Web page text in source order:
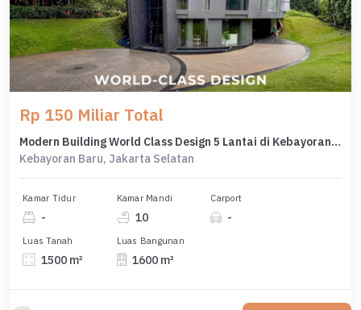
Rp 150 Miliar Total
Modern Building World Class Design 5 Lantai di Kebayoran Baru
Kebayoran Baru, Jakarta Selatan
Kamar Tidur
-
Kamar Mandi
10
Carport
-
Luas Tanah
1500 m²
Luas Bangunan
1600 m²